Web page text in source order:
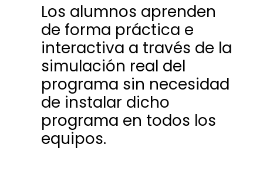
Los alumnos aprenden
de forma práctica e
interactiva a través de la
simulación real del
programa sin necesidad
de instalar dicho
programa en todos los
equipos.